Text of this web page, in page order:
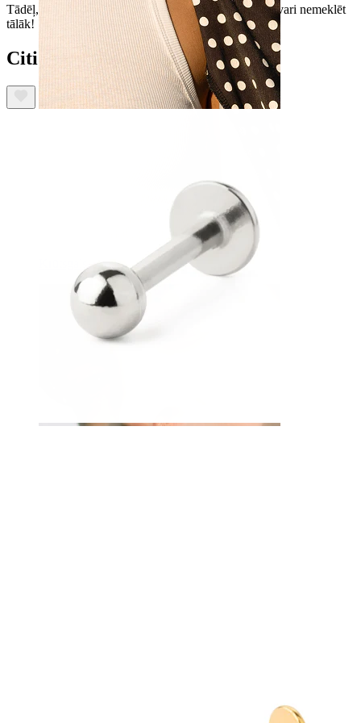
Tādēļ, ja vēlies sev ērtu un universāla dizaina labreti, vari nemeklēt
tālāk!
Citi iegādājās arī: